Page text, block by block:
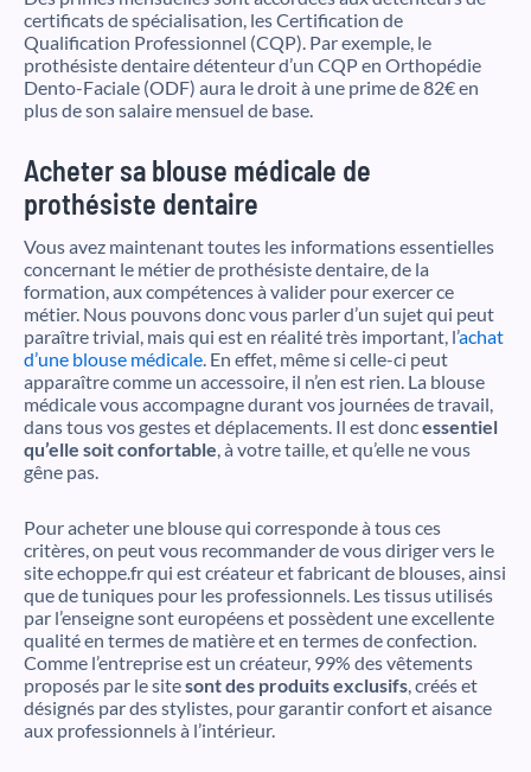
certificats de spécialisation, les Certification de
Qualification Professionnel (CQP). Par exemple, le
prothésiste dentaire détenteur d’un CQP en Orthopédie
Dento-Faciale (ODF) aura le droit à une prime de 82€ en
plus de son salaire mensuel de base.
Acheter sa blouse médicale de
prothésiste dentaire
Vous avez maintenant toutes les informations essentielles
concernant le métier de prothésiste dentaire, de la
formation, aux compétences à valider pour exercer ce
métier. Nous pouvons donc vous parler d’un sujet qui peut
paraître trivial, mais qui est en réalité très important, l’achat
d’une blouse médicale . En effet, même si celle-ci peut
apparaître comme un accessoire, il n’en est rien. La blouse
médicale vous accompagne durant vos journées de travail,
dans tous vos gestes et déplacements. Il est doncessentiel
qu’elle soit confortable , à votre taille, et qu’elle ne vous
gêne pas.
Pour acheter une blouse qui corresponde à tous ces
critères, on peut vous recommander de vous diriger vers le
site echoppe.fr qui est créateur et fabricant de blouses, ainsi
que de tuniques pour les professionnels. Les tissus utilisés
par l’enseigne sont européens et possèdent une excellente
qualité en termes de matière et en termes de confection.
Comme l’entreprise est un créateur, 99% des vêtements
proposés par le sitesont des produits exclusifs , créés et
désignés par des stylistes, pour garantir confort et aisance
aux professionnels à l’intérieur.